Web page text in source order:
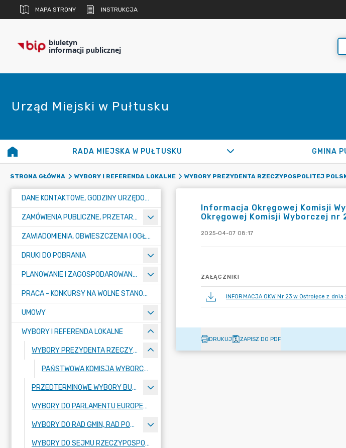
MAPA STRONY INSTRUKCJA
biuletyn
informacji publicznej
Urząd Miejski w Pułtusku
RADA MIEJSKA W PUŁTUSKU GMINA
STRONA GŁÓWNA WYBORY I REFERENDA LOKALNE WYBORY PREZYDENTA RZECZYPOSPOLITEJ
DANE KONTAKTOWE, GODZINY URZĘDOWANIA I NUMER KONTA BANKOWEGO
ZAMÓWIENIA PUBLICZNE, PRZETARGI, KONKURSY
ZAWIADOMIENIA, OBWIESZCZENIA I OGŁOSZENIA
DRUKI DO POBRANIA
PLANOWANIE I ZAGOSPODAROWANIE PRZESTRZENNE
PRACA - KONKURSY NA WOLNE STANOWISKA
UMOWY
WYBORY I REFERENDA LOKALNE
WYBORY PREZYDENTA RZECZYPOSPOLITEJ POLSKIEJ 2025
PAŃSTWOWA KOMISJA WYBORCZA
PRZEDTERMINOWE WYBORY BURMISTRZA MIASTA PUŁTUSK
WYBORY DO PARLAMENTU EUROPEJSKIEGO ZARZĄDZONE NA DZIEŃ 9 CZERWCA 2024R.
WYBORY DO RAD GMIN, RAD POWIATÓW, SEJMIKÓW WOJEWÓDZTW I RAD DZIELNIC M.ST. WARSZAWY ORAZ WYBORÓW WÓJTÓW, BURMISTRZÓW I PREZYDENTÓW MIAST ZARZĄDZONE NA DZIEŃ 7 KWIETNIA 2024 R.
WYBORY DO SEJMU RZECZYPOSPOLITEJ POLSKIEJ I DO SENATU RZECZYPOSPOLITEJ POLSKIEJ ORAZ REFERENDUM OGÓLNOKRAJOWE, ZARZĄDZONE NA DZIEŃ 15 PAŹDZIERNIKA 2023R.
Informacja Okręgowej Komisji
Okręgowej Komisji Wyborczej nr
2025-04-07 08:17
ZAŁĄCZNIKI
INFORMACJA OKW Nr 23 w Ostrołęce z
DRUKUJ ZAPISZ DO PDF